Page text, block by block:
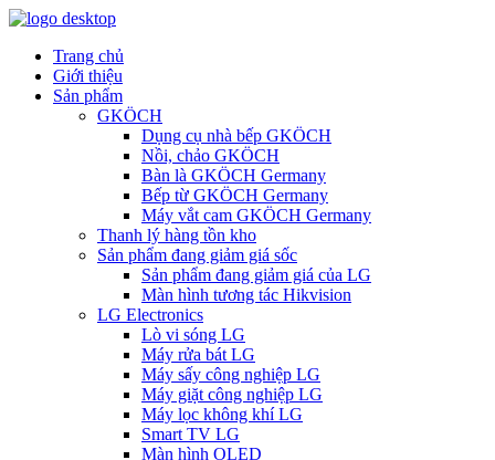
Trang chủ
Giới thiệu
Sản phẩm
GKÖCH
Dụng cụ nhà bếp GKÖCH
Nồi, chảo GKÖCH
Bàn là GKÖCH Germany
Bếp từ GKÖCH Germany
Máy vắt cam GKÖCH Germany
Thanh lý hàng tồn kho
Sản phẩm đang giảm giá sốc
Sản phẩm đang giảm giá của LG
Màn hình tương tác Hikvision
LG Electronics
Lò vi sóng LG
Máy rửa bát LG
Máy sấy công nghiệp LG
Máy giặt công nghiệp LG
Máy lọc không khí LG
Smart TV LG
Màn hình OLED